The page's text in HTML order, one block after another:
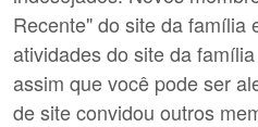
Recente" do site da família
atividades do site da
assim que você pode ser
de site convidou outros